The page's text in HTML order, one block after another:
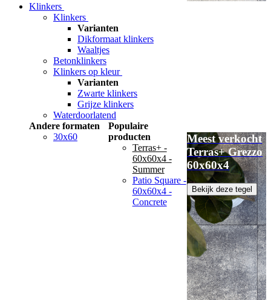
Klinkers
Klinkers
Varianten
Dikformaat klinkers
Waaltjes
Betonklinkers
Klinkers op kleur
Varianten
Zwarte klinkers
Grijze klinkers
Waterdoorlatend
Andere formaten
30x60
Populaire
producten
Terras+ -
60x60x4 -
Summer
Patio Square -
60x60x4 -
Concrete
Meest verkocht
Terras+ Grezzo
60x60x4
Bekijk deze tegel